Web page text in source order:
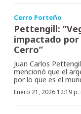
Cerro Porteño
Pettengill:
impactado por
Cerro”
Juan Carlos
mencionó que el
por lo que es el
Enero 21, 2026 12:19 p.